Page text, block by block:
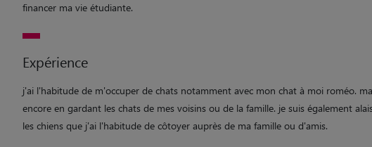
financer ma vie étudiante.
Expérience
j'ai l'habitude de m'occuper de chats notamment avec mon chat à moi roméo.
encore en gardant les chats de mes voisins ou de la famille. je suis également
les chiens que j'ai l'habitude de côtoyer auprès de ma famille ou d'amis.